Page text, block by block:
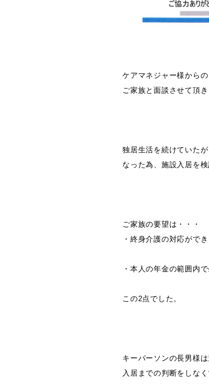
ケアマネジャー様から
ご家族と面談させて頂き
独居生活を続けていた
なった為、施設入居を検
ご家族の要望は・・・
・終身介護の対応がで
・本人の年金の範囲内
この2点でした。
キーパーソンの長男様
入居までの判断をしな